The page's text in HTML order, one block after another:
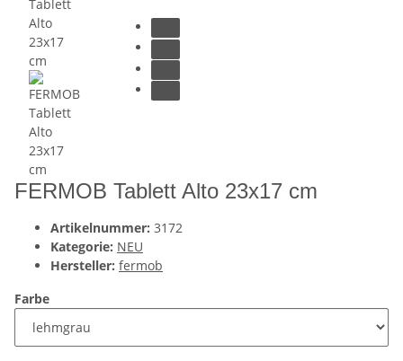
FERMOB Tablett Alto 23x17 cm
Artikelnummer: 3172
Kategorie: NEU
Hersteller: fermob
Farbe